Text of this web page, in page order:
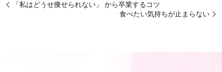
「私はどうせ痩せられない」 から卒業するコツ
食べたい気持ちが止まらない